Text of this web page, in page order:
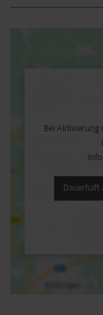
Bei Aktivierung
Dauerhaft